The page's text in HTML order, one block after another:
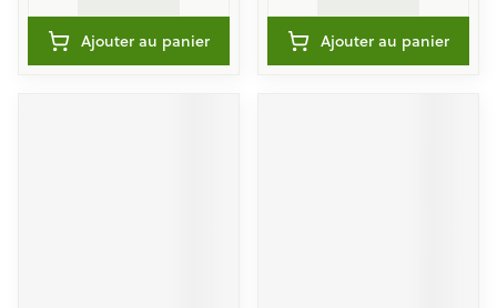
Ajouter au panier Ajouter au panier